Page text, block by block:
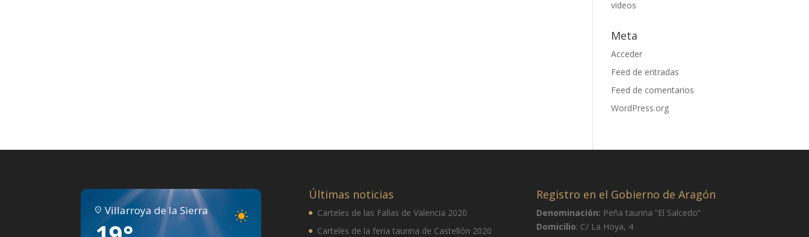
videos
Meta
Acceder
Feed de entradas
Feed de comentarios
WordPress.org
Villarroya de la Sierra
Últimas noticias
Carteles de las Fallas de Valencia 2020
Carteles de la feria taurina de Castellón 2020
Registro en el Gobierno de Aragón
Denominación: Peña taurina “El Salcedo”
Domicilio: C/ La Hoya, 4